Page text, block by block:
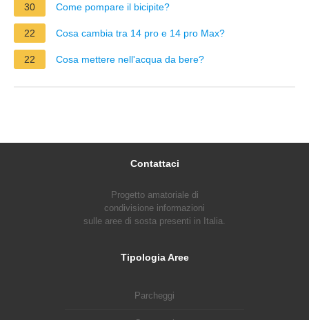
30 Come pompare il bicipite?
22 Cosa cambia tra 14 pro e 14 pro Max?
22 Cosa mettere nell'acqua da bere?
Contattaci
Progetto amatoriale di
condivisione informazioni
sulle aree di sosta presenti in Italia.
Tipologia Aree
Parcheggi